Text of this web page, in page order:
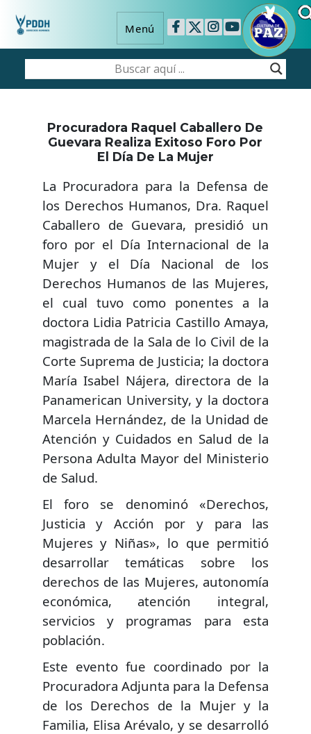
Menú
Procuradora Raquel Caballero De
Guevara Realiza Exitoso Foro Por
El Día De La Mujer
La Procuradora para la Defensa de
los Derechos Humanos, Dra. Raquel
Caballero de Guevara, presidió un
foro por el Día Internacional de la
Mujer y el Día Nacional de los
Derechos Humanos de las Mujeres,
el cual tuvo como ponentes a la
doctora Lidia Patricia Castillo Amaya,
magistrada de la Sala de lo Civil de la
Corte Suprema de Justicia; la doctora
María Isabel Nájera, directora de la
Panamerican University, y la doctora
Marcela Hernández, de la Unidad de
Atención y Cuidados en Salud de la
Persona Adulta Mayor del Ministerio
de Salud.
El foro se denominó «Derechos,
Justicia y Acción por y para las
Mujeres y Niñas», lo que permitió
desarrollar temáticas sobre los
derechos de las Mujeres, autonomía
económica, atención integral,
servicios y programas para esta
población.
Este evento fue coordinado por la
Procuradora Adjunta para la Defensa
de los Derechos de la Mujer y la
Familia, Elisa Arévalo, y se desarrolló